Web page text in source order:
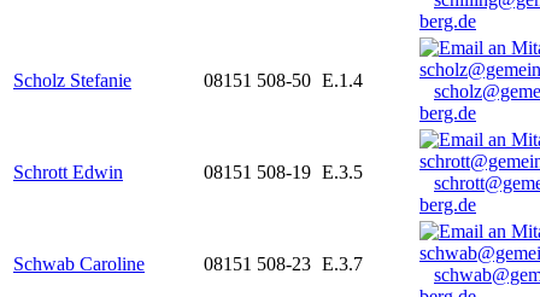
berg.de
Scholz Stefanie 08151 508-50 E.1.4
berg.de
Schrott Edwin 08151 508-19 E.3.5
berg.de
Schwab Caroline 08151 508-23 E.3.7